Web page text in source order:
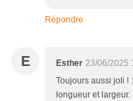
Répondre
E Esther 23/06/2025
Toujours aussi joli !
longueur et largeur.